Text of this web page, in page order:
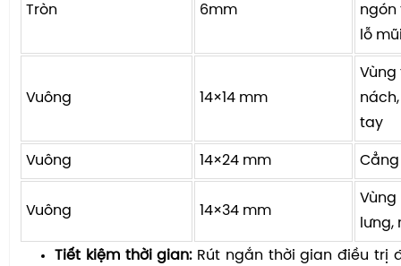
Tròn 6mm
ngón
lỗ
Vuông 14×14 mm
Vùng
tay
Vuông 14×24 mm
Vuông 14×34 mm
Vùng
Tiết kiệm thời gian:Rút ngắn thời gian điều trị